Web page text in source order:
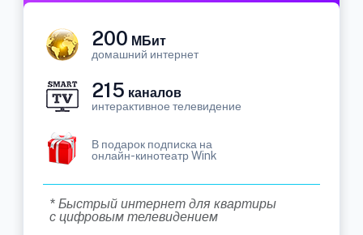
200 МБит
домашний интернет
215 каналов
интерактивное телевидение
В подарок подписка на
онлайн-кинотеатр Wink
* Быстрый интернет для квартиры
с цифровым телевидением